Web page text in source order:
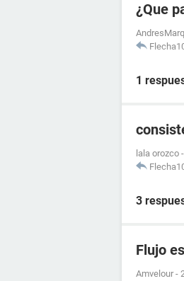
¿Que
1
lala orozco -
3
Flujo
Amvelour -